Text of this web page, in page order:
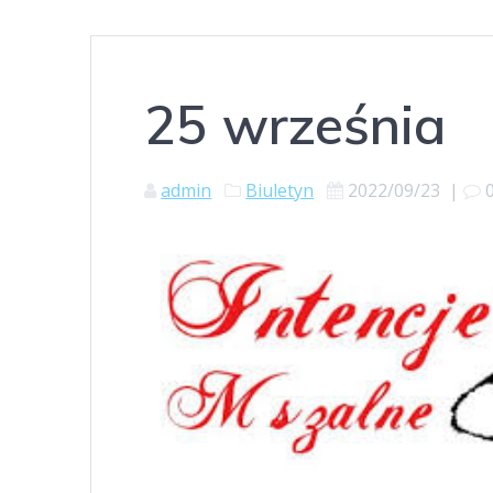
25 września
admin Biuletyn 2022/09/23 |